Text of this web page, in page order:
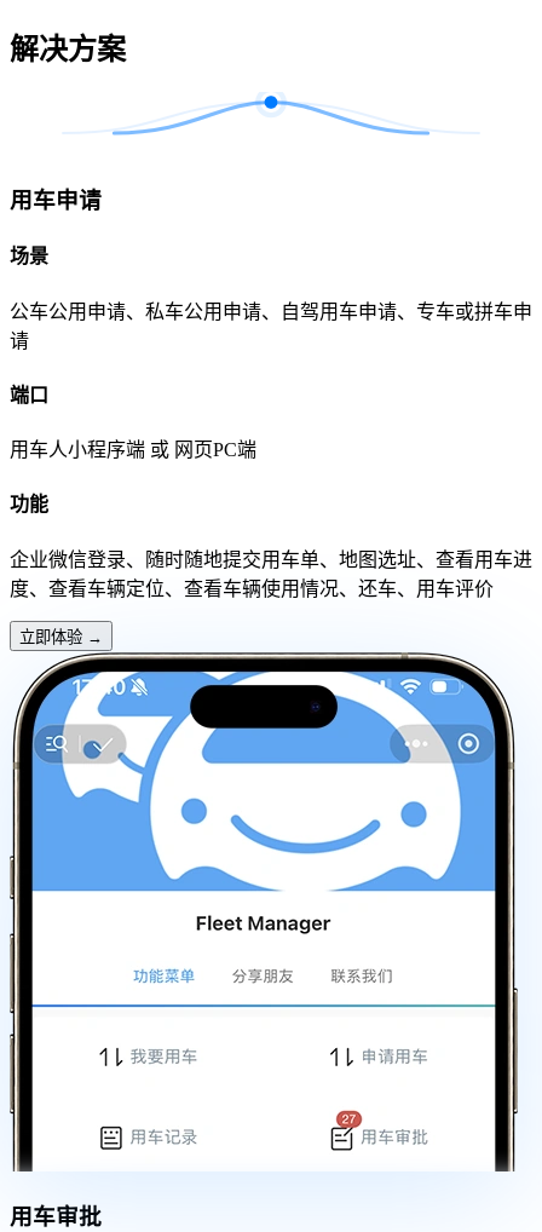
解决方案
用车申请
场景
公车公用申请、私车公用申请、自驾用车申请、专车或拼车申
请
端口
用车人小程序端 或 网页PC端
功能
企业微信登录、随时随地提交用车单、地图选址、查看用车进
度、查看车辆定位、查看车辆使用情况、还车、用车评价
立即体验 →
用车审批